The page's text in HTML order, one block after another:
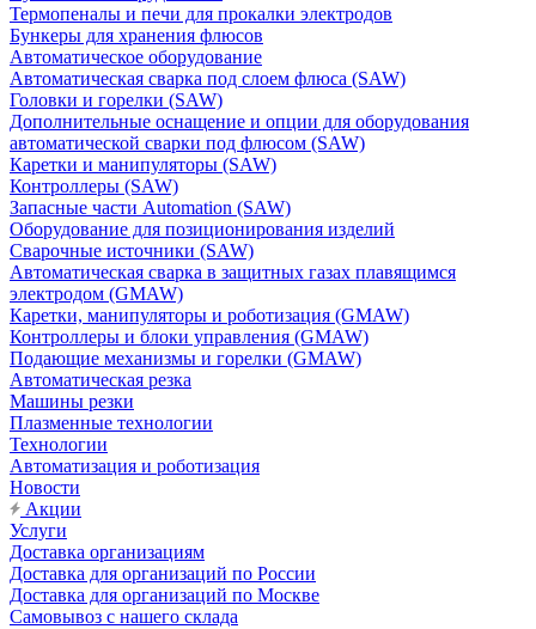
Термопеналы и печи для прокалки электродов
Бункеры для хранения флюсов
Автоматическое оборудование
Автоматическая сварка под слоем флюса (SAW)
Головки и горелки (SAW)
Дополнительные оснащение и опции для оборудования
автоматической сварки под флюсом (SAW)
Каретки и манипуляторы (SAW)
Контроллеры (SAW)
Запасные части Automation (SAW)
Оборудование для позиционирования изделий
Сварочные источники (SAW)
Автоматическая сварка в защитных газах плавящимся
электродом (GMAW)
Каретки, манипуляторы и роботизация (GMAW)
Контроллеры и блоки управления (GMAW)
Подающие механизмы и горелки (GMAW)
Автоматическая резка
Машины резки
Плазменные технологии
Технологии
Автоматизация и роботизация
Новости
Акции
Услуги
Доставка организациям
Доставка для организаций по России
Доставка для организаций по Москве
Самовывоз с нашего склада